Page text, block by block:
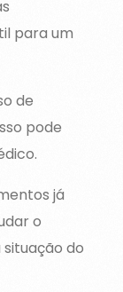
para um
de
pode
já
o
do